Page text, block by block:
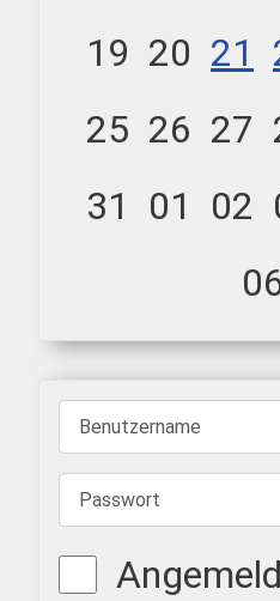
19 20 21
25 26 27
31
01 02
Benutzername
Passwort